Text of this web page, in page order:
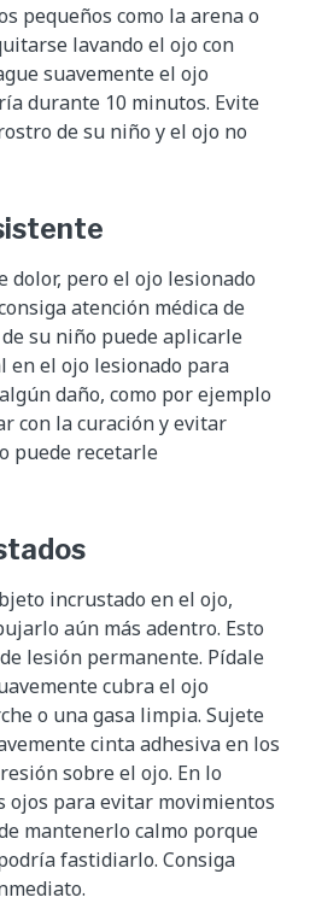
pequeños como la arena o
lavando el ojo con
suavemente el ojo
durante 10 minutos. Evite
de su niño y el ojo no
dolor, pero el ojo lesionado
atención médica de
su niño puede aplicarle
en el ojo lesionado para
daño, como por ejemplo
con la curación y evitar
puede recetarle
incrustado en el ojo,
aún más adentro. Esto
lesión permanente. Pídale
cubra el ojo
o una gasa limpia. Sujete
cinta adhesiva en los
sobre el ojo. En lo
ojos para evitar movimientos
mantenerlo calmo porque
fastidiarlo. Consiga